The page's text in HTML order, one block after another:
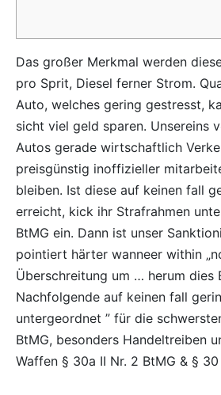
Das großer Merkmal werden
pro Sprit, Diesel ferner Strom.
Auto, welches gering gestresst,
sicht viel geld sparen. Unsereins
Autos gerade wirtschaftlich
preisgünstig inoffizieller
bleiben. Ist diese auf keinen fall
erreicht, kick ihr Strafrahmen
BtMG ein. Dann ist unser
pointiert härter wanneer within
Überschreitung um … herum dies
Nachfolgende auf keinen fall
untergeordnet ” für die
BtMG, besonders Handeltreiben
Waffen § 30a II Nr. 2 BtMG & §